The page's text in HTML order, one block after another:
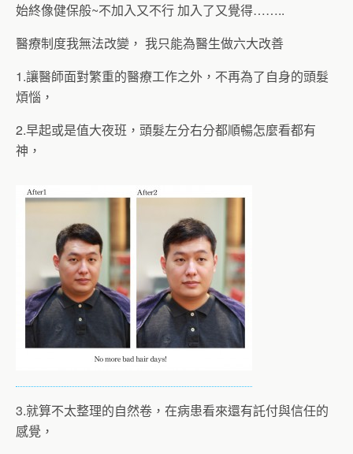
始終像健保般~不加入又不行 加入了又覺得……..
醫療制度我無法改變， 我只能為醫生做六大改善
1.讓醫師面對繁重的醫療工作之外，不再為了自身的頭髮
煩惱，
2.早起或是值大夜班，頭髮左分右分都順暢怎麼看都有
神，
3.就算不太整理的自然卷，在病患看來還有託付與信任的
感覺，